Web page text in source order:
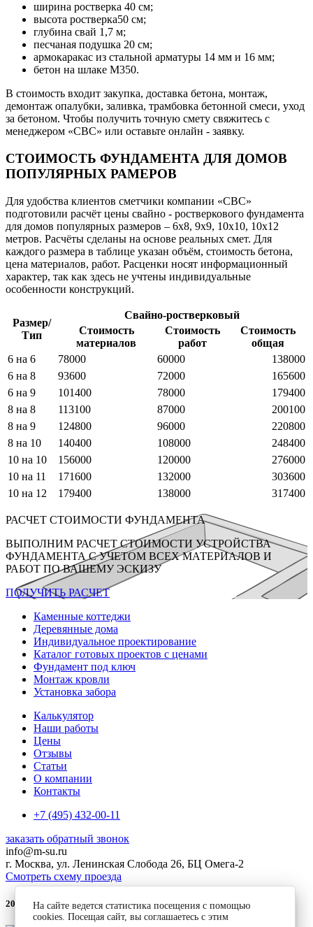
ширина ростверка 40 см;
высота ростверка50 см;
глубина свай 1,7 м;
песчаная подушка 20 см;
армокаракас из стальной арматуры 14 мм и 16 мм;
бетон на шлаке М350.
В стоимость входит закупка, доставка бетона, монтаж,
демонтаж опалубки, заливка, трамбовка бетонной смеси, уход
за бетоном. Чтобы получить точную смету свяжитесь с
менеджером «СВС» или оставьте онлайн - заявку.
СТОИМОСТЬ ФУНДАМЕНТА ДЛЯ ДОМОВ
ПОПУЛЯРНЫХ РАМЕРОВ
Для удобства клиентов сметчики компании «СВС»
подготовили расчёт цены свайно - ростверкового фундамента
для домов популярных размеров – 6х8, 9х9, 10х10, 10х12
метров. Расчёты сделаны на основе реальных смет. Для
каждого размера в таблице указан объём, стоимость бетона,
цена материалов, работ. Расценки носят информационный
характер, так как здесь не учтены индивидуальные
особенности конструкций.
Размер/
Тип
Свайно-ростверковый
Стоимость
материалов
Стоимость
работ
Стоимость
общая
6 на 6
78000 60000
138000
6 на 8
93600 72000
165600
6 на 9
101400 78000
179400
8 на 8
113100 87000
200100
8 на 9
124800 96000
220800
8 на 10
140400 108000
248400
10 на 10
156000 120000
276000
10 на 11
171600 132000
303600
10 на 12
179400 138000 317400
РАСЧЕТ СТОИМОСТИ ФУНДАМЕНТА
ВЫПОЛНИМ РАСЧЕТ СТОИМОСТИ УСТРОЙСТВА
ФУНДАМЕНТА С УЧЕТОМ ВСЕХ МАТЕРИАЛОВ И
РАБОТ ПО ВАШЕМУ ЭСКИЗУ
ПОЛУЧИТЬ РАСЧЕТ
Каменные коттеджи
Деревянные дома
Индивидуальное проектирование
Каталог готовых проектов с ценами
Фундамент под ключ
Монтаж кровли
Установка забора
Калькулятор
Наши работы
Цены
Отзывы
Статьи
О компании
Контакты
+7 (495) 432-00-11
заказать обратный звонок
info@m-su.ru
г. Москва, ул. Ленинская Слобода 26, БЦ Омега-2
Смотреть схему проезда
2026 © CBC строительство домов под ключ - каменных и деревянных
На сайте ведется статистика посещения с помощью
cookies. Посещая сайт, вы соглашаетесь с этим